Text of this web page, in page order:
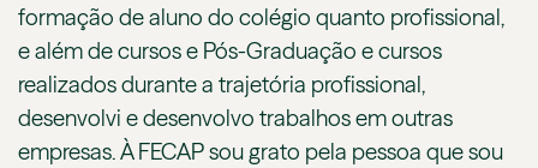
formação de aluno do colégio quanto profissional,
e além de cursos e Pós-Graduação e cursos
realizados durante a trajetória profissional,
desenvolvi e desenvolvo trabalhos em outras
empresas. À FECAP sou grato pela pessoa que sou